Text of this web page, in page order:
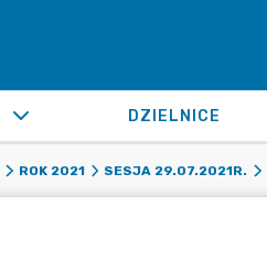
DZIELNICE
ROK 2021 SESJA 29.07.2021R.